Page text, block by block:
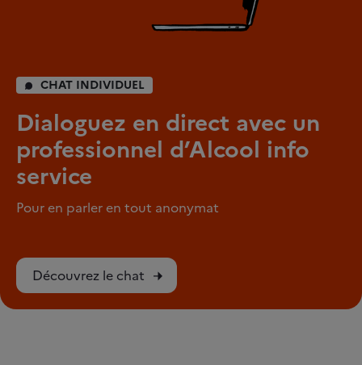
CHAT INDIVIDUEL
Dialoguez en direct avec un
professionnel d’Alcool info
service
Pour en parler en tout anonymat
Découvrez le chat